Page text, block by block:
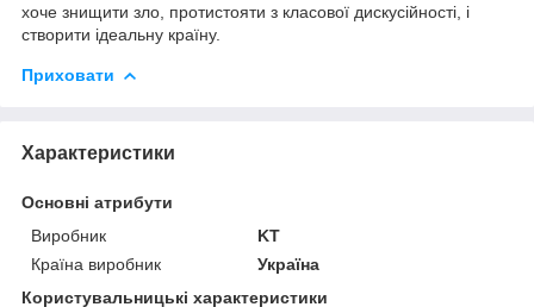
хоче знищити зло, протистояти з класової дискусійності, і
створити ідеальну країну.
Приховати
Характеристики
Основні атрибути
Виробник
KT
Країна виробник
Україна
Користувальницькі характеристики